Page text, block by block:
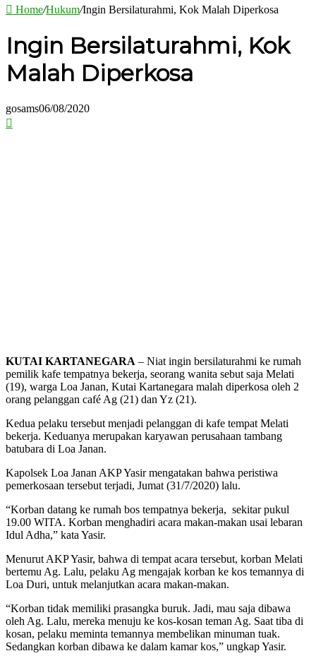
Home/Hukum/Ingin Bersilaturahmi, Kok Malah Diperkosa
Ingin Bersilaturahmi, Kok
Malah Diperkosa
gosams06/08/2020
KUTAI KARTANEGARA – Niat ingin bersilaturahmi ke rumah
pemilik kafe tempatnya bekerja, seorang wanita sebut saja Melati
(19), warga Loa Janan, Kutai Kartanegara malah diperkosa oleh 2
orang pelanggan café Ag (21) dan Yz (21).
Kedua pelaku tersebut menjadi pelanggan di kafe tempat Melati
bekerja. Keduanya merupakan karyawan perusahaan tambang
batubara di Loa Janan.
Kapolsek Loa Janan AKP Yasir mengatakan bahwa peristiwa
pemerkosaan tersebut terjadi, Jumat (31/7/2020) lalu.
“Korban datang ke rumah bos tempatnya bekerja, sekitar pukul
19.00 WITA. Korban menghadiri acara makan-makan usai lebaran
Idul Adha,” kata Yasir.
Menurut AKP Yasir, bahwa di tempat acara tersebut, korban Melati
bertemu Ag. Lalu, pelaku Ag mengajak korban ke kos temannya di
Loa Duri, untuk melanjutkan acara makan-makan.
“Korban tidak memiliki prasangka buruk. Jadi, mau saja dibawa
oleh Ag. Lalu, mereka menuju ke kos-kosan teman Ag. Saat tiba di
kosan, pelaku meminta temannya membelikan minuman tuak.
Sedangkan korban dibawa ke dalam kamar kos,” ungkap Yasir.